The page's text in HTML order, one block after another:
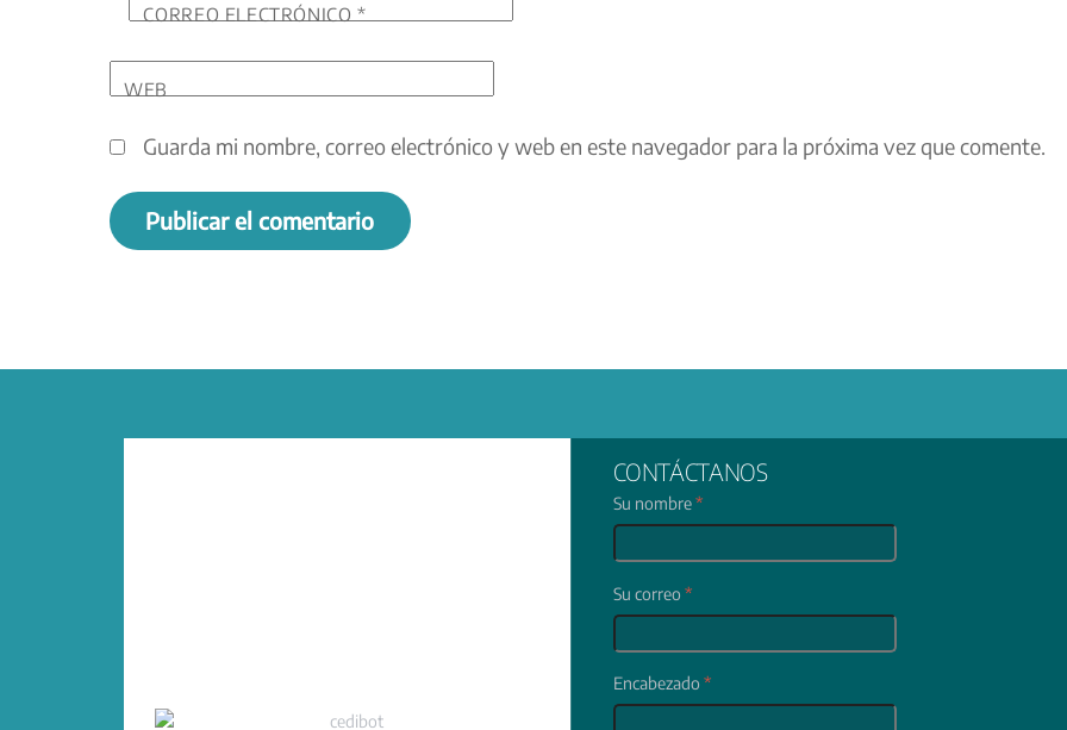
CORREO ELECTRÓNICO*
WEB
Guarda mi nombre, correo electrónico y web en este navegador para la próxima vez que comente.
CONTÁCTANOS
Su nombre*
Su correo *
Encabezado *